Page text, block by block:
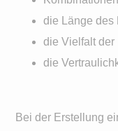
die Länge des
die Vielfalt der
die
Bei der Erstellung